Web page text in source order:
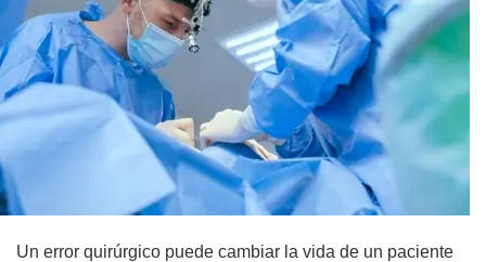
Un error quirúrgico puede cambiar la vida de un paciente